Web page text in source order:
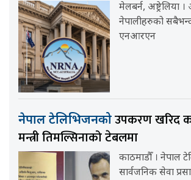
मेलबर्न, अष्ट्रेलिया ।
नेपालीहरुको
एनआरएन
नेपाल टेलिभिजनकोउपकरण खरिद
मन्त्री तिमल्सिनाको टेबलमा
काठमाडौँ । नेपाल
सार्वजनिक सेवा